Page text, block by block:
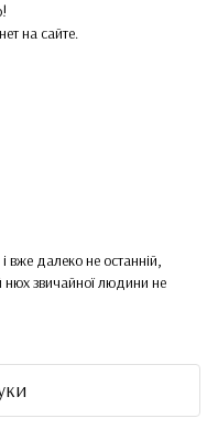
на сайте.
вже далеко не останній,
нюх звичайної людини не